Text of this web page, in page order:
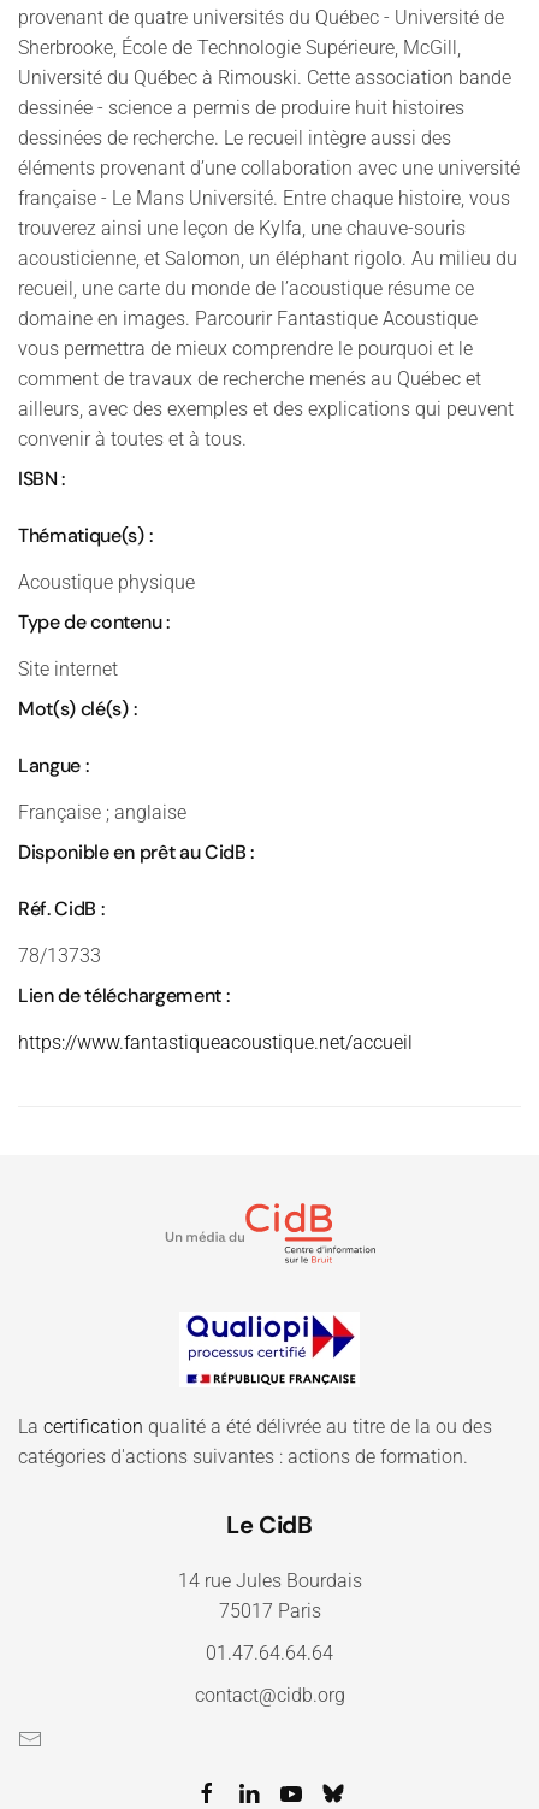
provenant de quatre universités du Québec - Université de
Sherbrooke, École de Technologie Supérieure, McGill,
Université du Québec à Rimouski. Cette association bande
dessinée - science a permis de produire huit histoires
dessinées de recherche. Le recueil intègre aussi des
éléments provenant d’une collaboration avec une université
française - Le Mans Université. Entre chaque histoire, vous
trouverez ainsi une leçon de Kylfa, une chauve-souris
acousticienne, et Salomon, un éléphant rigolo. Au milieu du
recueil, une carte du monde de l’acoustique résume ce
domaine en images. Parcourir Fantastique Acoustique
vous permettra de mieux comprendre le pourquoi et le
comment de travaux de recherche menés au Québec et
ailleurs, avec des exemples et des explications qui peuvent
convenir à toutes et à tous.
ISBN :
Thématique(s) :
Acoustique physique
Type de contenu :
Site internet
Mot(s) clé(s) :
Langue :
Française ; anglaise
Disponible en prêt au CidB :
Réf. CidB :
78/13733
Lien de téléchargement :
https://www.fantastiqueacoustique.net/accueil
La certification qualité a été délivrée au titre de la ou des
catégories d'actions suivantes : actions de formation.
Le CidB
14 rue Jules Bourdais
75017 Paris
01.47.64.64.64
contact@cidb.org